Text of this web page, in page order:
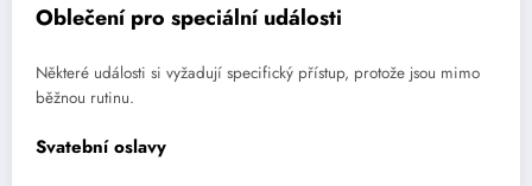
Oblečení pro speciální události
Některé události si vyžadují specifický přístup, protože jsou mimo
běžnou rutinu.
Svatební oslavy